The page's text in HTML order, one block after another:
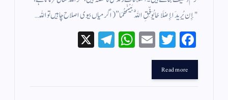
"إِن يُرِيدَا إِصْلَاحًا يُوَفِّقِ اللَّهُ بَيْنَهُمَا” (اگر میاں بیوی اصلاح چاہیں تو اللہ…
Fa
ce
bo
ok
T
wi
r
E
m
W
ha
Te
le
Read more